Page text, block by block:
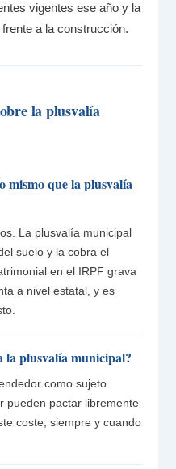
vigentes ese año y la
a la construcción.
la plusvalía
mismo que la plusvalía
La plusvalía municipal
suelo y la cobra el
en el IRPF grava
a nivel estatal, y es
la plusvalía municipal?
como sujeto
pueden pactar libremente
coste, siempre y cuando